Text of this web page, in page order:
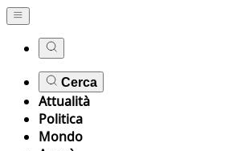
Cerca
Attualità
Politica
Mondo